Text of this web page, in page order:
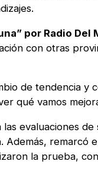
por Radio Del
con otras
de tendencia y
qué vamos
evaluaciones
. Además, remarcó
la prueba,